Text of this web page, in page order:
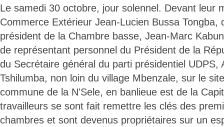
Le samedi 30 octobre, jour solennel. Devant leur
Commerce Extérieur Jean-Lucien Bussa Tongba,
président de la Chambre basse, Jean-Marc
de représentant personnel du Président de la
du Secrétaire général du parti présidentiel UDPS,
Tshilumba, non loin du village Mbenzale, sur le
commune de la N'Sele, en banlieue est de la
travailleurs se sont fait remettre les clés des
chambres et sont devenus propriétaires sur un